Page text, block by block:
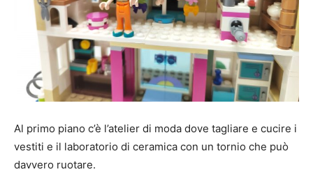
Al primo piano c’è l’atelier di moda dove tagliare e cucire i
vestiti e il laboratorio di ceramica con un tornio che può
davvero ruotare.